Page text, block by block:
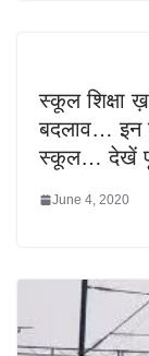
स्कूल शिक्षा
बदलाव… इन
स्कूल… देखें
June 4, 2020